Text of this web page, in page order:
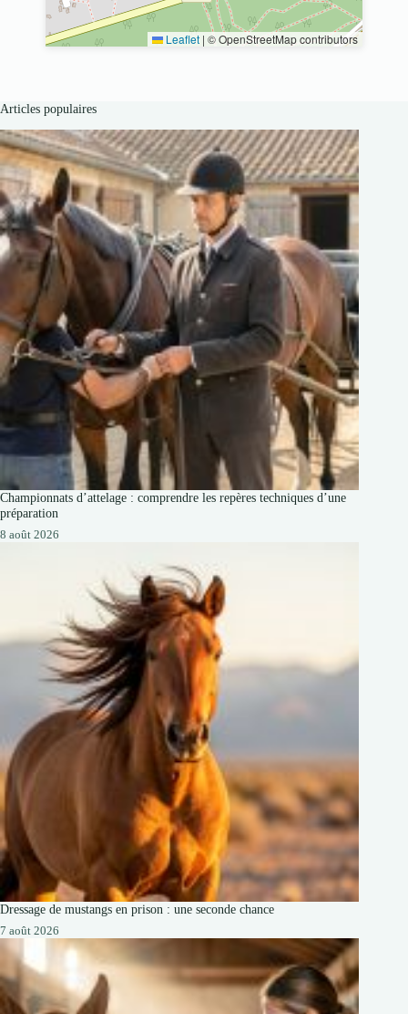
Leaflet | © OpenStreetMap contributors
Articles populaires
Championnats d’attelage : comprendre les repères techniques d’une
préparation
8 août 2026
Dressage de mustangs en prison : une seconde chance
7 août 2026